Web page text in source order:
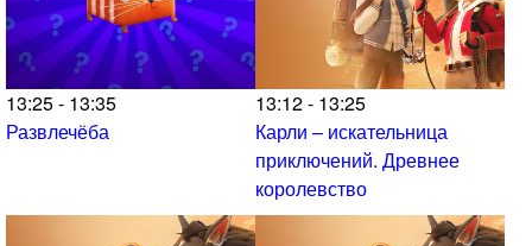
13:25 - 13:35
Развлечёба
13:12 - 13:25
Карли – искательница
приключений. Древнее
королевство